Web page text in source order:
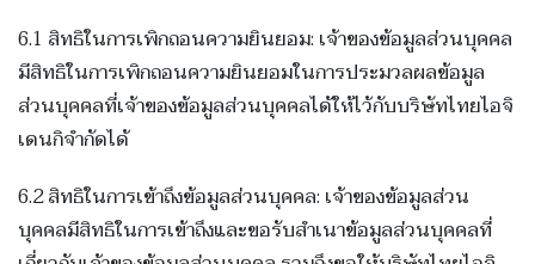
6.1 สิทธิในการเพิกถอนความยินยอม: เจ้าของข้อมูลส่วนบุคคล
มีสิทธิในการเพิกถอนความยินยอมในการประมวลผลข้อมูล
ส่วนบุคคลที่เจ้าของข้อมูลส่วนบุคคลได้ให้ไว้กับบริษัทไทยไอจิ
เดนกิจำกัดได้
6.2 สิทธิในการเข้าถึงข้อมูลส่วนบุคคล: เจ้าของข้อมูลส่วน
บุคคลมีสิทธิในการเข้าถึงและขอรับสำเนาข้อมูลส่วนบุคคลที่